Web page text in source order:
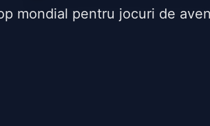
mondial pentru jocuri de